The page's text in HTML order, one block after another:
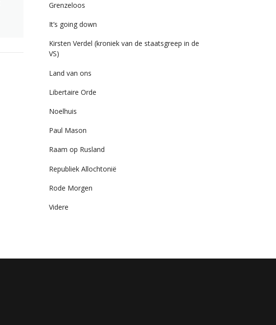
Grenzeloos
It’s going down
Kirsten Verdel (kroniek van de staatsgreep in de
VS)
Land van ons
Libertaire Orde
Noelhuis
Paul Mason
Raam op Rusland
Republiek Allochtonië
Rode Morgen
Videre